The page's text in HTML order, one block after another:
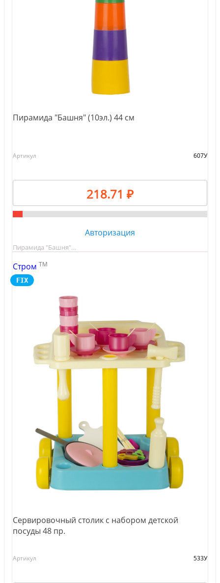
Пирамида "Башня" (10эл.) 44 см
Артикул 607У
218.71 ₽
Авторизация
Пирамида "Башня"…
Стром TM
FIX
Сервировочный столик с набором детской
посуды 48 пр.
Артикул 533У